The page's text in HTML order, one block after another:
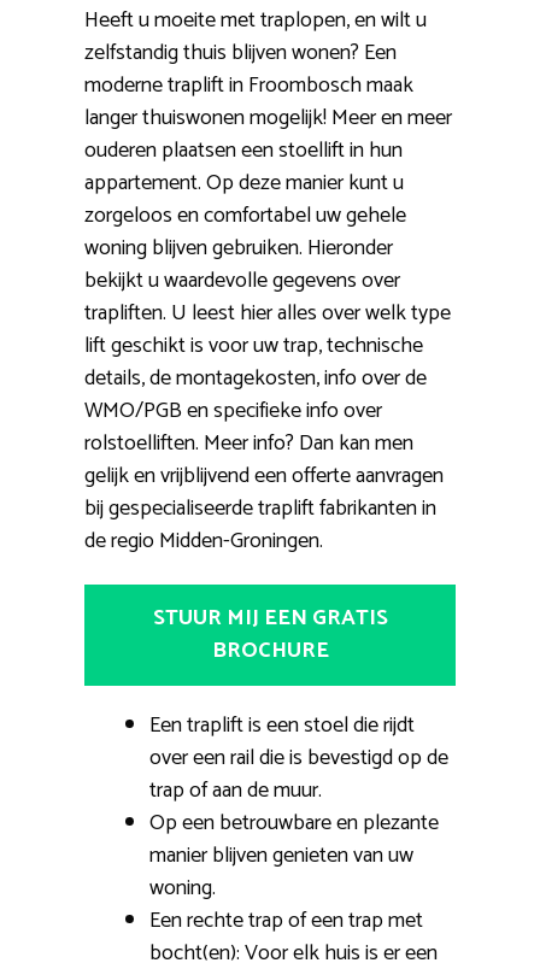
Heeft u moeite met traplopen, en wilt u
zelfstandig thuis blijven wonen? Een
moderne traplift in Froombosch maak
langer thuiswonen mogelijk! Meer en meer
ouderen plaatsen een stoellift in hun
appartement. Op deze manier kunt u
zorgeloos en comfortabel uw gehele
woning blijven gebruiken. Hieronder
bekijkt u waardevolle gegevens over
trapliften. U leest hier alles over welk type
lift geschikt is voor uw trap, technische
details, de montagekosten, info over de
WMO/PGB en specifieke info over
rolstoelliften. Meer info? Dan kan men
gelijk en vrijblijvend een offerte aanvragen
bij gespecialiseerde traplift fabrikanten in
de regio Midden-Groningen.
STUUR MIJ EEN GRATIS
BROCHURE
Een traplift is een stoel die rijdt
over een rail die is bevestigd op de
trap of aan de muur.
Op een betrouwbare en plezante
manier blijven genieten van uw
woning.
Een rechte trap of een trap met
bocht(en): Voor elk huis is er een